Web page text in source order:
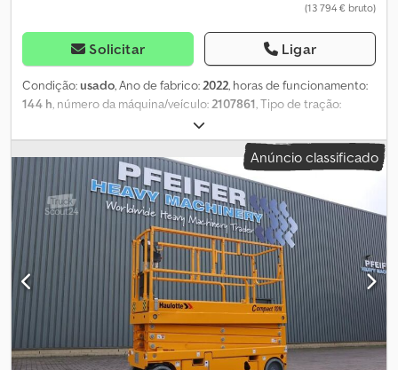
(13 794 € bruto)
Solicitar Ligar
Condição:usado, Ano de fabrico:2022, horas de funcionamento:
144 h, número da máquina/veículo:2107861, Tipo de tração:
Rodas Peso em vazio: 2.190 kg Capacidade de elevação: 230 kg
Altura de trabalho: 1.000 cm Dcodpfx Akowubkajbek Dimensões
da área de carga: 231 x 81 x 218 cm Contacte o GRUPO PFEIFER
para obter mais informações.
Anúncio classificado